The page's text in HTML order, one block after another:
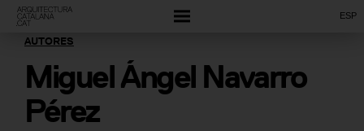
ESP
AUTORES
Miguel Ángel Navarro
Pérez